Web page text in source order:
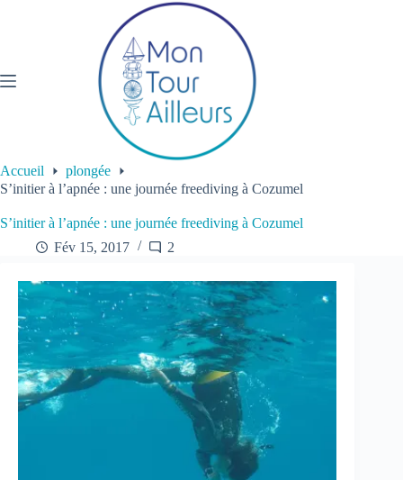
Accueil
plongée
S’initier à l’apnée : une journée freediving à Cozumel
S’initier à l’apnée : une journée freediving à Cozumel
Fév 15, 2017
2